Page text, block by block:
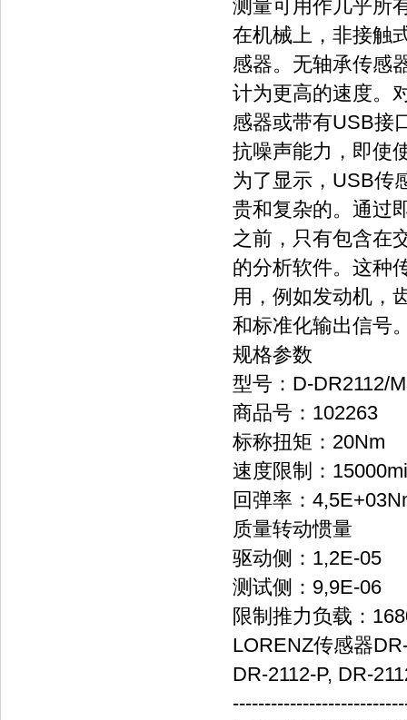
测量可用作几乎所
在机械上，非接触
感器。无轴承传感
计为更高的速度。
感器或带有USB接
抗噪声能力，即使
为了显示，USB传
贵和复杂的。通过
之前，只有包含在
的分析软件。这种
用，例如发动机，
和标准化输出信号
规格参数
型号：D-DR2112/
商品号：102263
标称扭矩：20Nm
速度限制：
回弹率：
质量转动惯量
驱动侧：1,2E-05
测试侧：9,9E-06
限制推力负载：
LORENZ传感器
DR-2112-P, DR-